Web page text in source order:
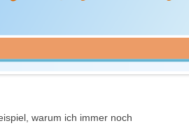
warum ich immer noch